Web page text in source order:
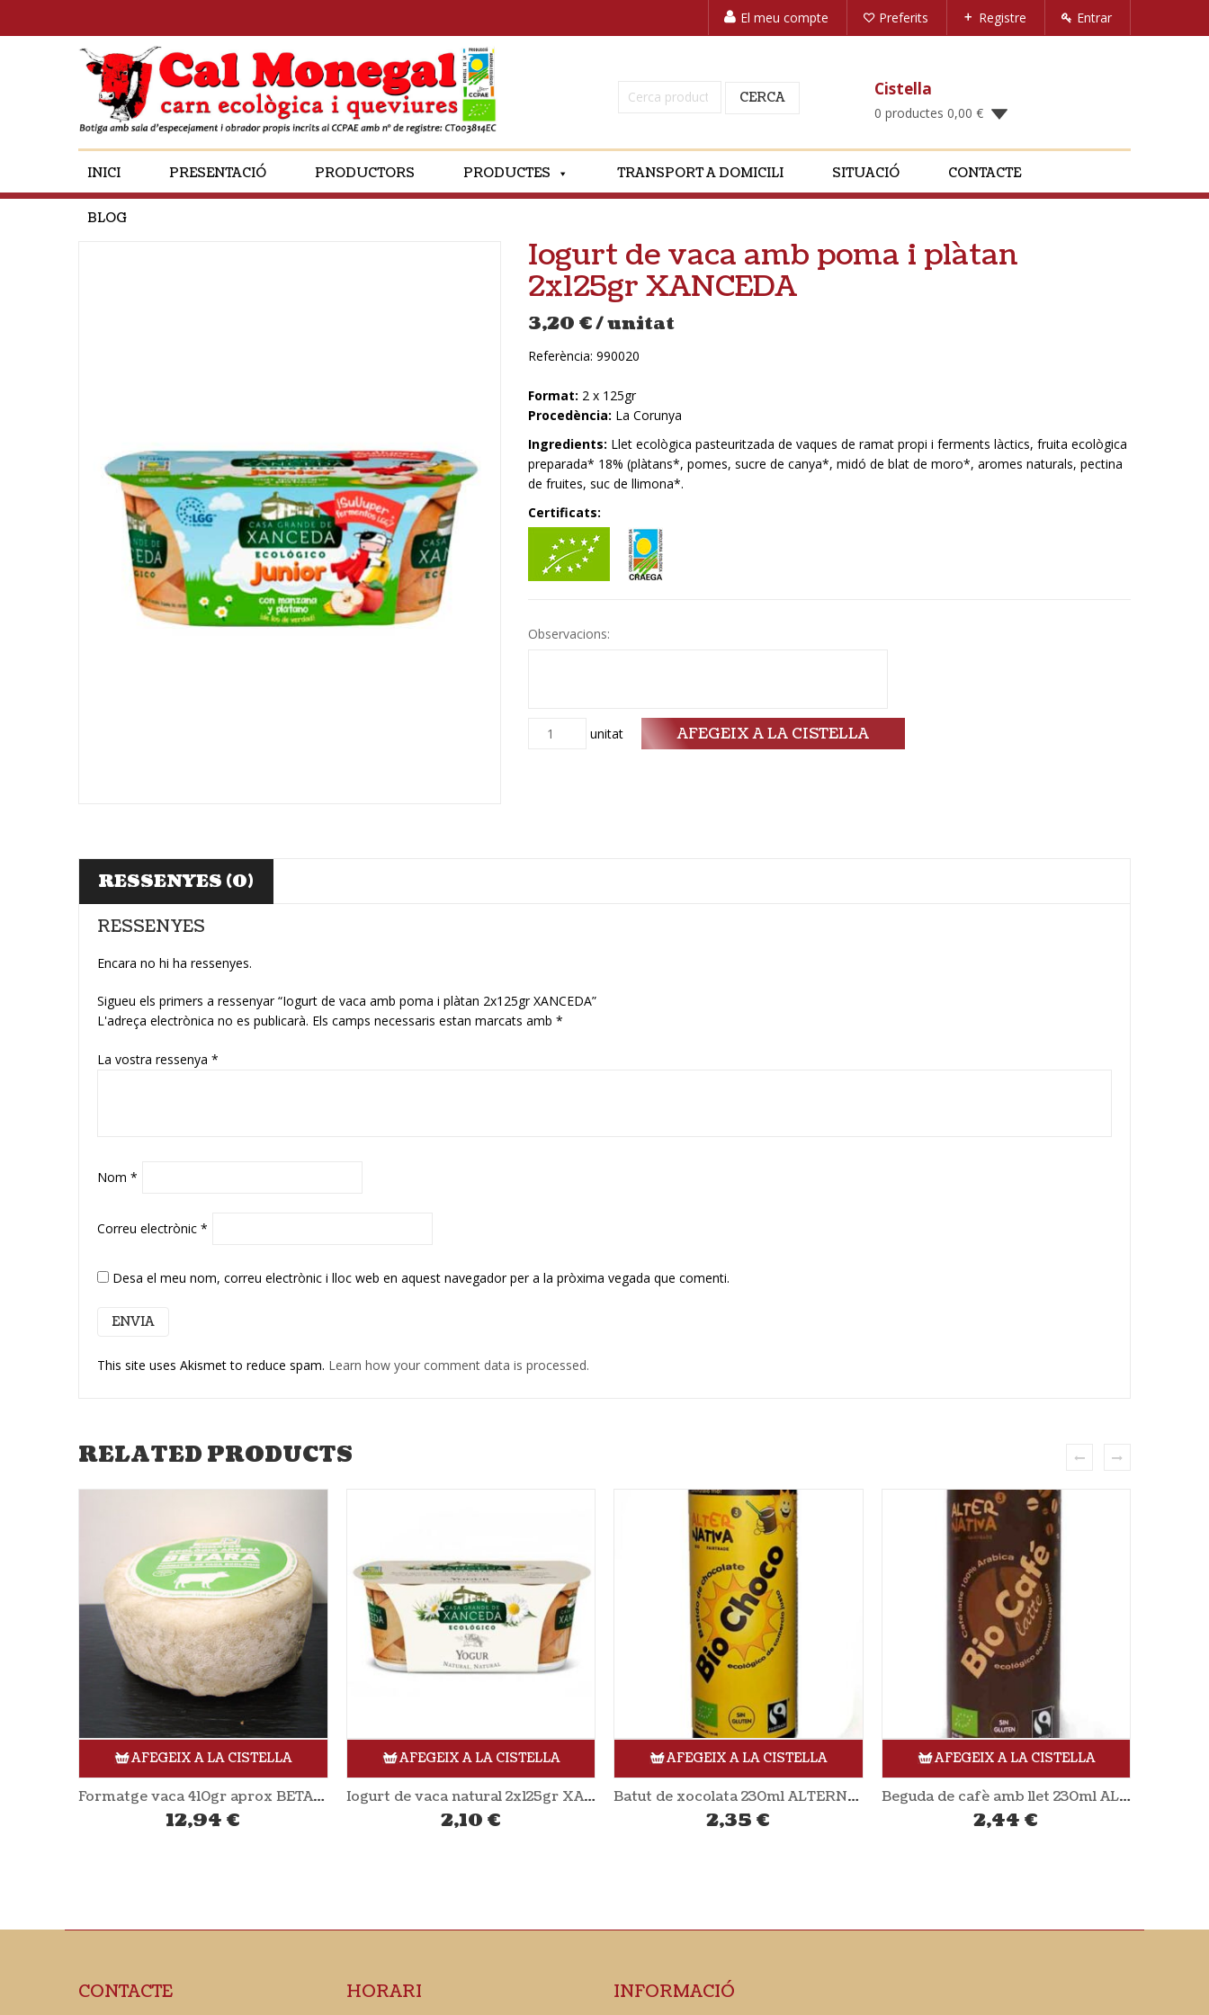
El meu compte Preferits Registre Entrar
Cerca: CERCA Cistella
0 productes 0,00 €
INICI PRESENTACIÓ PRODUCTORS PRODUCTES TRANSPORT A DOMICILI SITUACIÓ CONTACTE
BLOG
Iogurt de vaca amb poma i plàtan
2x125gr XANCEDA
3,20 €/ unitat
Referència: 990020
Format: 2 x 125gr
Procedència: La Corunya
Ingredients: Llet ecològica pasteuritzada de vaques de ramat propi i ferments làctics, fruita ecològica
preparada* 18% (plàtans*, pomes, sucre de canya*, midó de blat de moro*, aromes naturals, pectina
de fruites, suc de llimona*.
Certificats:
Observacions:
Quantitat unitat AFEGEIX A LA CISTELLA
RESSENYES (0)
RESSENYES
Encara no hi ha ressenyes.
Sigueu els primers a ressenyar “Iogurt de vaca amb poma i plàtan 2x125gr XANCEDA”
L'adreça electrònica no es publicarà. Els camps necessaris estan marcats amb *
La vostra ressenya *
Nom *
Correu electrònic *
Desa el meu nom, correu electrònic i lloc web en aquest navegador per a la pròxima vegada que comenti.
This site uses Akismet to reduce spam. Learn how your comment data is processed.
RELATED PRODUCTS
AFEGEIX A LA CISTELLA
Iogurt de vaca natural 2x125gr XANCEDA
2,10€
AFEGEIX A LA CISTELLA
Batut de xocolata 230ml ALTERNATIVA3
2,35€
AFEGEIX A LA CISTELLA
Beguda de cafè amb llet 230ml ALTERNATIVA3
2,44 €
AFEGEIX A LA CISTELLA
Púding de crema de xocolata 150 gr ANDECHSER NATUR
2,51 €
CONTACTE HORARI INFORMACIÓ